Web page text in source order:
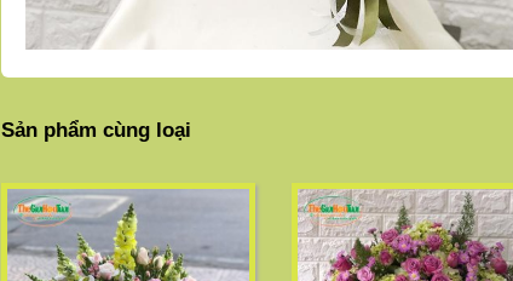
Sản phẩm cùng loại